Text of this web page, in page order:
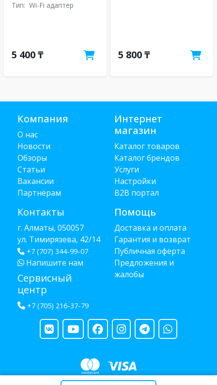
Тип: Wi-Fi адаптер
5 400 ₸ 5 800 ₸
Компания
О нас
Новости
Обзоры
Статьи
Вакансии
Партнёрам
Контакты
г. Алматы, 050057
ул. Тимирязева, 42/14
+7 (707) 344-99-07
Напишите нам
Сервисный
центр
+7 (705) 216-37-79
Интернет
магазин
Каталог товаров
Каталог брендов
Услуги
Настройки
B2B портал
Помощь
Доставка и оплата
Гарантия и возврат
Публичная оферта
Предложения и
жалобы